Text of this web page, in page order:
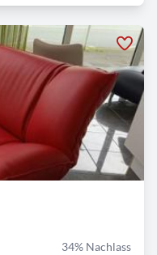
34% Nachlass